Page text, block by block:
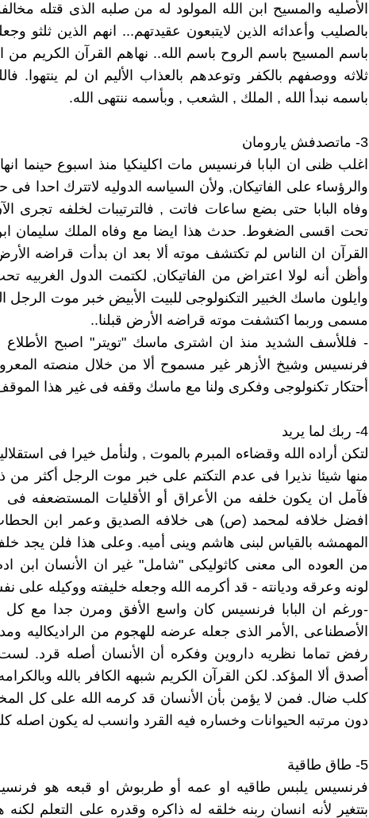
الأصليه والمسيح ابن الله المولود له من صلبه الذى قتله
بالصليب وأعدائه الذين لايتبعون عقيدتهم... انهم الذين ثلثو
باسم المسيح باسم الروح باسم الله.. نهاهم القرآن الكريم من
ثلاثه ووصفهم بالكفر وتوعدهم بالعذاب الأليم ان لم ينتهوا.
باسمه نبدأ الله , الملك , الشعب , وبأسمه ننتهى الله.
3- ماتصدفش يارومان
اغلب ظنى ان البابا فرنسيس مات اكلينكيا منذ اسبوع حينما
والرؤساء على الفاتيكان, ولأن السياسه الدوليه لاتترك احدا فى
وفاه البابا حتى بضع ساعات فاتت , فالترتيبات لخلفه تجرى
تحت اقسى الضغوط. حدث هذا ايضا مع وفاه الملك سليمان
القرآن ان الناس لم تكتشف موته ألا بعد ان بدأت قراضه
وأظن أنه لولا اعتراض من الفاتيكان, لكتمت الدول الغربيه تحت
وايلون ماسك الخبير التكنولوجى للبيت الأبيض خبر موت الرجل
مسمى وربما اكتشفت موته قراضه الأرض قبلنا..
- فللأسف الشديد منذ ان اشترى ماسك "تويتر" اصبح الأطلاع
أحتكار تكنولوجى وفكرى ولنا مع ماسك وقفه فى غير هذا
4- ربك لما يريد
لتكن أراده الله وقضاءه المبرم بالموت , ولنأمل خيرا فى استقلاليه
منها شيئا نذيرا فى عدم التكتم على خبر موت الرجل أكثر من
فآمل ان يكون خلفه من الأعراق أو الأقليات المستضعفه
افضل خلافه لمحمد (ص) هى خلافه الصديق وعمر ابن
المهمشه بالقياس لبنى هاشم وينى أميه. وعلى هذا فلن
من العوده الى معنى كاثوليكى "شامل" غير ان الأنسان ابن
لونه وعرقه وديانته - قد أكرمه الله وجعله خليفته ووكيله على
-ورغم ان البابا فرنسيس كان واسع الأفق ومرن جدا مع كل
الأصطناعى ,الأمر الذى جعله عرضه للهجوم من الراديكاليه
رفض تماما نظريه داروين وفكره أن الأنسان أصله قرد.
أصدق ألا المؤكد. لكن القرآن الكريم شبهه الكافر بالله
كلب ضال. فمن لا يؤمن بأن الأنسان قد كرمه الله على كل
دون مرتبه الحيوانات وخساره فيه القرد وانسب له يكون اصله
5- طاق طاقية
فرنسيس يلبس طاقيه او عمه أو طربوش او قبعه هو
بتتغير لأنه انسان ربنه خلقه له ذاكره وقدره على التعلم